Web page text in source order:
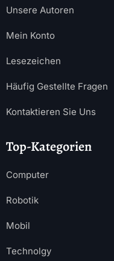
Unsere Autoren
Mein Konto
Lesezeichen
Häufig Gestellte Fragen
Kontaktieren Sie Uns
Top-Kategorien
Computer
Robotik
Mobil
Technolgy